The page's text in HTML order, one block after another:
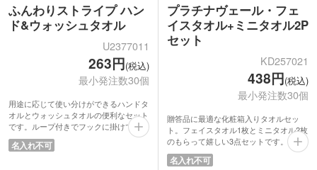
ふんわりストライプ ハン
ド&ウォッシュタオル
U2377011
263円(税込)
最小発注数30個
用途に応じて使い分けができるハンドタ
オルとウォッシュタオルの便利なセット
です。ループ付きでフックに掛けて使用
することも可能。統一感のあるストライ
プデザインが暮らしにさりげない彩りを
名入れ不可
プラチナヴェール・フェ
イスタオル+ミニタオル2P
セット
KD257021
438円(税込)
最小発注数30個
贈答品に最適な化粧箱入りタオルセッ
ト。フェイスタオル1枚とミニタオル2枚
のもらって嬉しい3点セットです。タオ
ルはふわっとした手触りで、吸水性・速
乾性に優れたマイクロファイバー生地を
名入れ不可